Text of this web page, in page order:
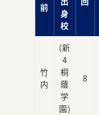
前
身
校
竹
内
(新
4
桐
蔭
学
園)
8